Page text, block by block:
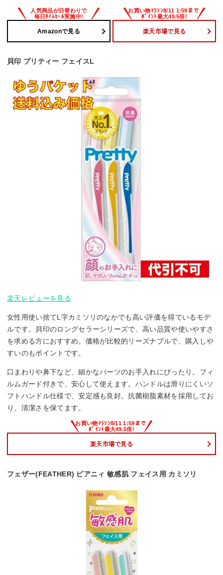
Amazonで見る 楽天市場で見る
貝印 プリティー フェイスL
楽天レビューを見る
女性用使い捨てL字カミソリのなかでも高い評価を得ているモデ
ルです。貝印のロングセラーシリーズで、高い品質や使いやすさ
を求める方におすすめ。価格が比較的リーズナブルで、購入しや
すいのもポイントです。
口まわりや鼻下など、細かなパーツのお手入れにぴったり。フィ
ルムガード付きで、安心して使えます。ハンドルは滑りにくいソ
フトハンドル仕様で、安定感も良好。抗菌樹脂素材を採用してお
り、清潔さを保てます。
楽天市場で見る
フェザー(FEATHER) ピアニィ 敏感肌 フェイス用 カミソリ